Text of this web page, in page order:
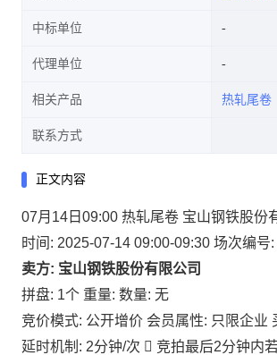
中标单位
代理单位
相关产品 热轧尾卷
联系方式
正文内容
07月14日09:00 热轧尾卷 宝山钢铁股份
时间: 2025-07-14 09:00-09:30 场次编号
卖方: 宝山钢铁股份有限公司
拼盘: 1个 重量: 数量: 无
竞价模式: 公开增价 会员属性: 只限企业
延时机制: 2分钟/次  竞拍最后2分钟内